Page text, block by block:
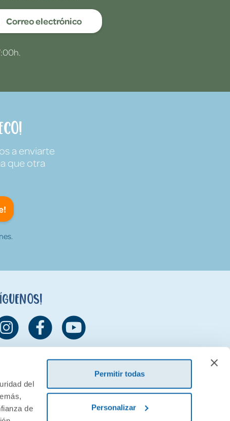
del
de
Permitir todas
Personalizar
Correo electrónico
a enviarte
que otra